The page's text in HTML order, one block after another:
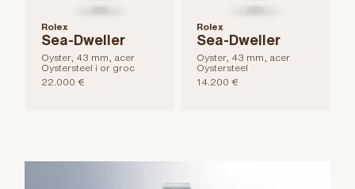
Rolex
Sea-Dweller
Oyster, 43 mm, acer
Oystersteel i or groc
22.000 €
Rolex
Sea-Dweller
Oyster, 43 mm, acer
Oystersteel
14.200 €